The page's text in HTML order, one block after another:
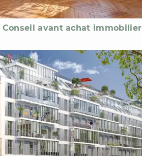
Conseil avant achat immobilier